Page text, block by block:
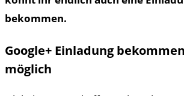
bekommen.
Google+ Einladung
möglich